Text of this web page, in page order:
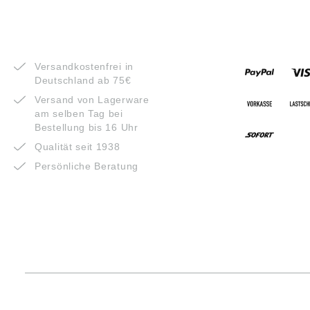
Versandkostenfrei in
Deutschland ab 75€
Versand von Lagerware
am selben Tag bei
Bestellung bis 16 Uhr
Qualität seit 1938
Persönliche Beratung